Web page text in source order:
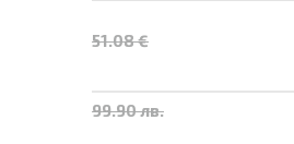
51.08 €
99.90 лв.